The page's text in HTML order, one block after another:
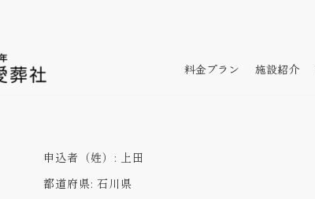
料金プラン 施設紹介
申込者（姓）: 上田
都道府県: 石川県